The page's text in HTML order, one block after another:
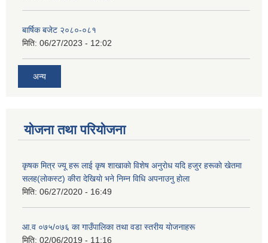
बार्षिक बजेट २०८०-०८१
मिति: 06/27/2023 - 12:02
अन्य
योजना तथा परियोजना
कृषक मित्र ज्यू हरू लाई कृष शाखाकाे विशेष अनुराेध यदि हजुर हरूकाे खेतमा
सलह(लाेकस्ट) कीरा देखियाे भने निम्न विधि अपनाउनु हाेला
मिति: 06/27/2020 - 16:49
आ‍.व ०७५/०७६ का गाउँपालिका तथा वडा स्तरीय याेजनाहरू
मिति: 02/06/2019 - 11:16